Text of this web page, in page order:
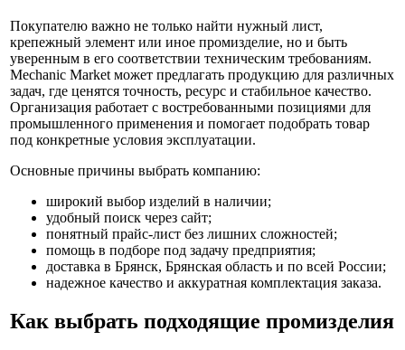
Покупателю важно не только найти нужный лист,
крепежный элемент или иное промизделие, но и быть
уверенным в его соответствии техническим требованиям.
Mechanic Market может предлагать продукцию для различных
задач, где ценятся точность, ресурс и стабильное качество.
Организация работает с востребованными позициями для
промышленного применения и помогает подобрать товар
под конкретные условия эксплуатации.
Основные причины выбрать компанию:
широкий выбор изделий в наличии;
удобный поиск через сайт;
понятный прайс-лист без лишних сложностей;
помощь в подборе под задачу предприятия;
доставка в Брянск, Брянская область и по всей России;
надежное качество и аккуратная комплектация заказа.
Как выбрать подходящие промизделия